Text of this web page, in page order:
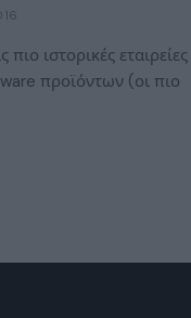
ιστορικές εταιρείες
προϊόντων (οι πιο